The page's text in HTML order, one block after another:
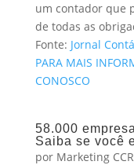
um contador que
de todas as
Fonte: Jornal
PARA MAIS
CONOSCO
58.000
Saiba se você
por Marketing CCR